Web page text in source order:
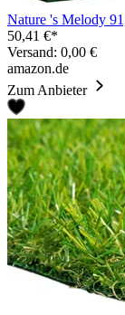
Nature 's Melody
50,41 €*
Versand: 0,00 €
amazon.de
Zum Anbieter